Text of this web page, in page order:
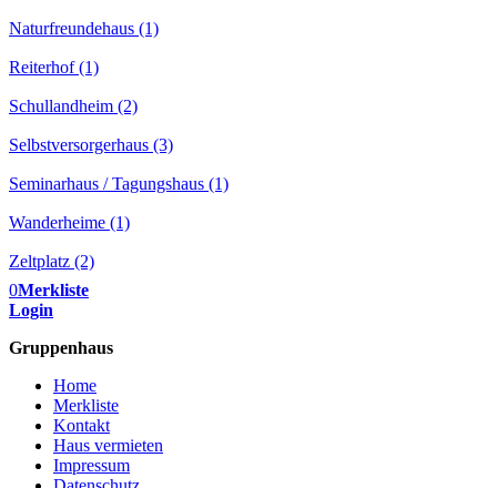
Naturfreundehaus (1)
Reiterhof (1)
Schullandheim (2)
Selbstversorgerhaus (3)
Seminarhaus / Tagungshaus (1)
Wanderheime (1)
Zeltplatz (2)
0Merkliste
Login
Gruppenhaus
Home
Merkliste
Kontakt
Haus vermieten
Impressum